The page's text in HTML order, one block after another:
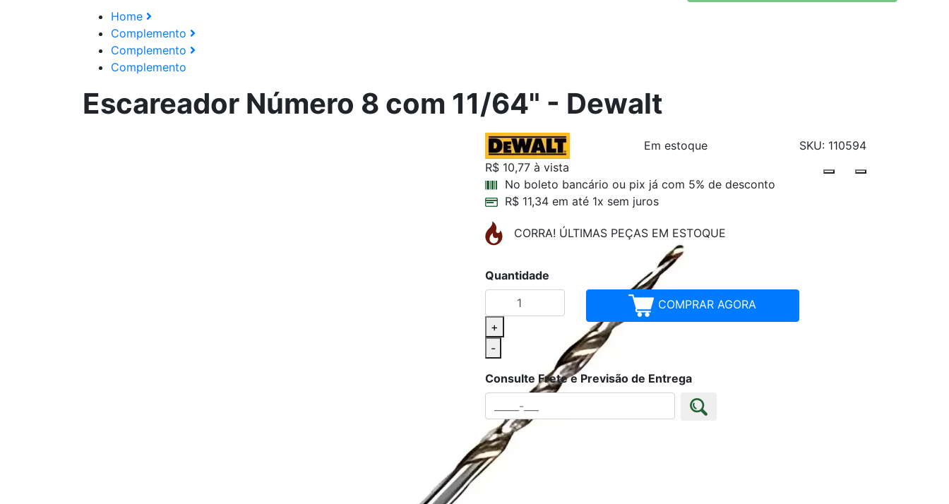
Home
Complemento
Complemento
Complemento
Escareador Número 8 com 11/64" - Dewalt
Em estoque
SKU: 110594
R$ 10,77 à vista
No boleto bancário ou pix já com 5% de desconto
R$ 11,34 em até 1x sem juros
CORRA! ÚLTIMAS PEÇAS EM ESTOQUE
Quantidade
+
-
COMPRAR AGORA
Consulte Frete e Previsão de Entrega